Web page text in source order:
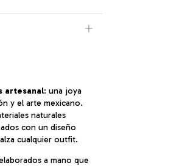
artesanal: una joya
y el arte mexicano.
naturales
con un diseño
cualquier outfit.
a mano que